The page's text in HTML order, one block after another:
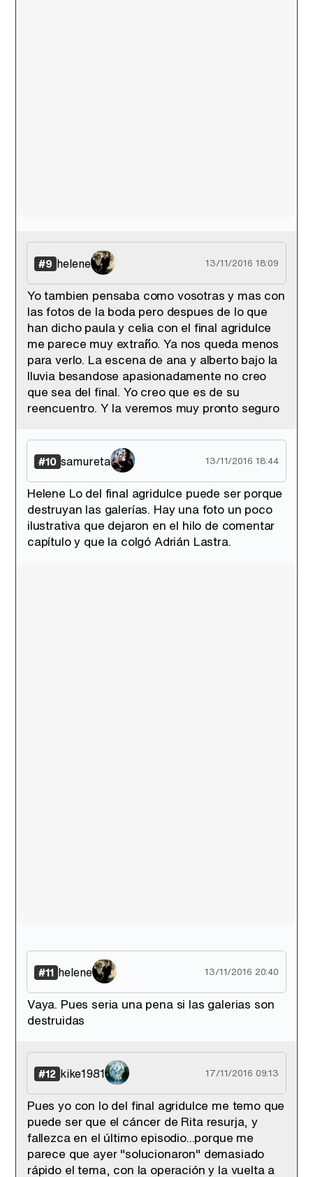
#9 helene 13/11/2016 18:09
Yo tambien pensaba como vosotras y mas con
las fotos de la boda pero despues de lo que
han dicho paula y celia con el final agridulce
me parece muy extraño. Ya nos queda menos
para verlo. La escena de ana y alberto bajo la
lluvia besandose apasionadamente no creo
que sea del final. Yo creo que es de su
reencuentro. Y la veremos muy pronto seguro
#10 samureta 13/11/2016 18:44
Helene Lo del final agridulce puede ser porque
destruyan las galerías. Hay una foto un poco
ilustrativa que dejaron en el hilo de comentar
capítulo y que la colgó Adrián Lastra.
#11 helene 13/11/2016 20:40
Vaya. Pues seria una pena si las galerias son
destruidas
#12 kike1981 17/11/2016 09:13
Pues yo con lo del final agridulce me temo que
puede ser que el cáncer de Rita resurja, y
fallezca en el último episodio...porque me
parece que ayer "solucionaron" demasiado
rápido el tema, con la operación y la vuelta a